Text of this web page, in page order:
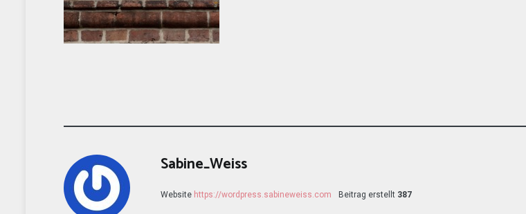
Sabine_Weiss
Website https://wordpress.sabineweiss.com Beitrag erstellt 387